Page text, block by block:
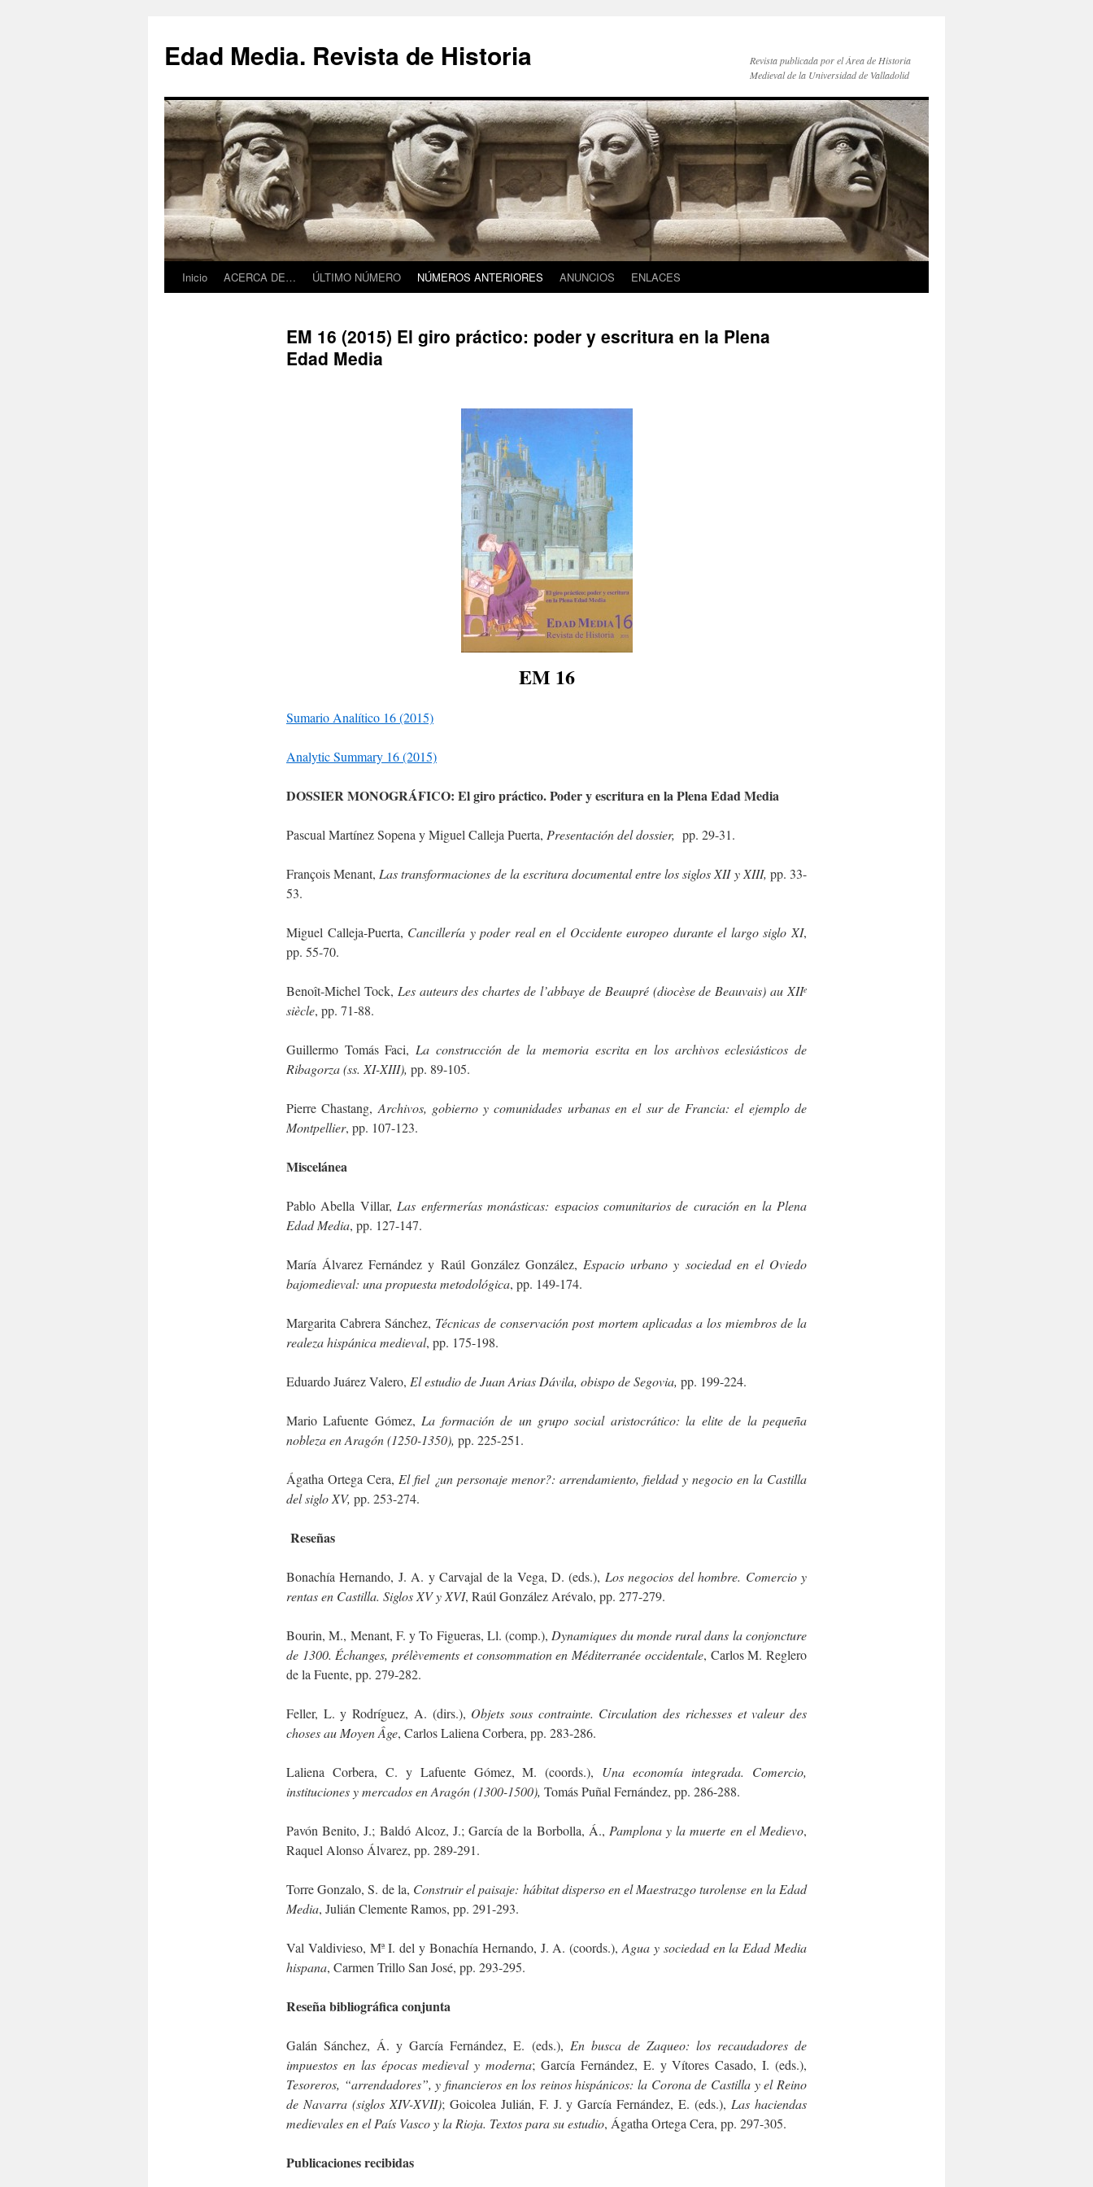
contenido
Edad Media. Revista de Historia
Revista publicada por el Área de Historia
Medieval de la Universidad de Valladolid
Inicio ACERCA DE… ÚLTIMO NÚMERO NÚMEROS ANTERIORES ANUNCIOS ENLACES
EM 16 (2015) El giro práctico: poder y escritura en la Plena
Edad Media
EM 16
Sumario Analítico 16 (2015)
Analytic Summary 16 (2015)
DOSSIER MONOGRÁFICO: El giro práctico.Poder y escritura en la Plena Edad Media
Pascual Martínez Sopena y Miguel Calleja Puerta, Presentación del dossier, pp. 29-31.
François Menant, Las transformaciones de la escritura documental entre los siglos XII y XIII, pp. 33-
53.
Miguel Calleja-Puerta, Cancillería y poder real en el Occidente europeo durante el largo siglo XI,
pp. 55-70.
Benoît-Michel Tock, Les auteurs des chartes de l’abbaye de Beaupré (diocèse de Beauvais) au XIIe
siècle, pp. 71-88.
Guillermo Tomás Faci, La construcción de la memoria escrita en los archivos eclesiásticos de
Ribagorza (ss. XI-XIII), pp. 89-105.
Pierre Chastang, Archivos, gobierno y comunidades urbanas en el sur de Francia: el ejemplo de
Montpellier, pp. 107-123.
Miscelánea
Pablo Abella Villar, Las enfermerías monásticas: espacios comunitarios de curación en la Plena
Edad Media, pp. 127-147.
María Álvarez Fernández y Raúl González González, Espacio urbano y sociedad en el Oviedo
bajomedieval: una propuesta metodológica, pp. 149-174.
Margarita Cabrera Sánchez, Técnicas de conservación post mortem aplicadas a los miembros de la
realeza hispánica medieval, pp. 175-198.
Eduardo Juárez Valero, El estudio de Juan Arias Dávila, obispo de Segovia, pp. 199-224.
Mario Lafuente Gómez, La formación de un grupo social aristocrático: la elite de la pequeña
nobleza en Aragón (1250-1350), pp. 225-251.
Ágatha Ortega Cera, El fiel ¿un personaje menor?: arrendamiento, fieldad y negocio en la Castilla
del siglo XV, pp. 253-274.
Reseñas
Bonachía Hernando, J. A. y Carvajal de la Vega, D. (eds.), Los negocios del hombre. Comercio y
rentas en Castilla. Siglos XV y XVI, Raúl González Arévalo, pp. 277-279.
Bourin, M., Menant, F. y To Figueras, Ll. (comp.), Dynamiques du monde rural dans la conjoncture
de 1300. Échanges, prélèvements et consommation en Méditerranée occidentale, Carlos M. Reglero
de la Fuente, pp. 279-282.
Feller, L. y Rodríguez, A. (dirs.), Objets sous contrainte. Circulation des richesses et valeur des
choses au Moyen Âge, Carlos Laliena Corbera, pp. 283-286.
Laliena Corbera, C. y Lafuente Gómez, M. (coords.), Una economía integrada. Comercio,
instituciones y mercados en Aragón (1300-1500), Tomás Puñal Fernández, pp. 286-288.
Pavón Benito, J.; Baldó Alcoz, J.; García de la Borbolla, Á., Pamplona y la muerte en el Medievo,
Raquel Alonso Álvarez, pp. 289-291.
Torre Gonzalo, S. de la, Construir el paisaje: hábitat disperso en el Maestrazgo turolense en la Edad
Media, Julián Clemente Ramos, pp. 291-293.
Val Valdivieso, Mª I. del y Bonachía Hernando, J. A. (coords.),Agua y sociedad en la Edad Media
hispana, Carmen Trillo San José, pp. 293-295.
Reseña bibliográfica conjunta
Galán Sánchez, Á. y García Fernández, E. (eds.), En busca de Zaqueo: los recaudadores de
impuestos en las épocas medieval y moderna; García Fernández, E. y Vítores Casado, I. (eds.),
Tesoreros, “arrendadores”, y financieros en los reinos hispánicos: la Corona de Castilla y el Reino
de Navarra (siglos XIV-XVII); Goicolea Julián, F. J. y García Fernández, E. (eds.), Las haciendas
medievales en el País Vasco y la Rioja. Textos para su estudio, Ágatha Ortega Cera, pp. 297-305.
Publicaciones recibidas